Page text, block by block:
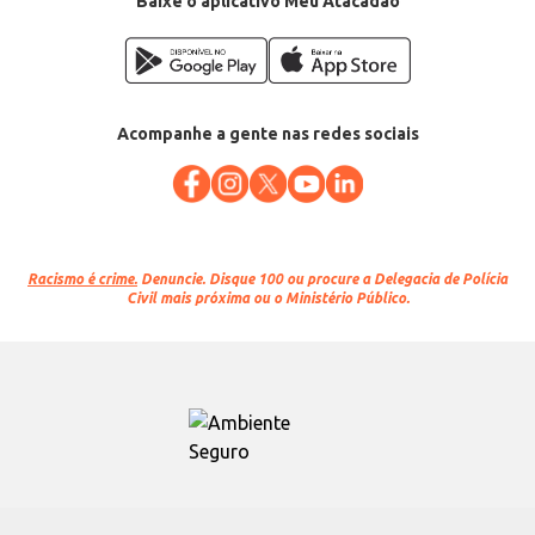
Acompanhe a gente nas redes sociais
Racismo é crime. Denuncie. Disque 100 ou procure a Delegacia de Polícia
Civil mais próxima ou o Ministério Público.